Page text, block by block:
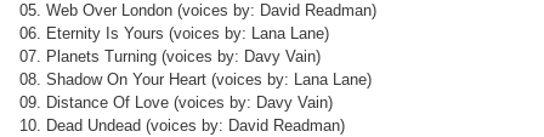
05. Web Over London (voices by: David Readman)
06. Eternity Is Yours (voices by: Lana Lane)
07. Planets Turning (voices by: Davy Vain)
08. Shadow On Your Heart (voices by: Lana Lane)
09. Distance Of Love (voices by: Davy Vain)
10. Dead Undead (voices by: David Readman)